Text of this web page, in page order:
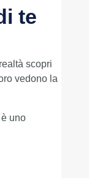
te
scopri
vedono la
uno